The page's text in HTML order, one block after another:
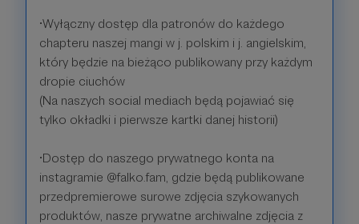
•Wyłączny dostęp dla patronów do każdego
chapteru naszej mangi w j. polskim i j. angielskim,
który będzie na bieżąco publikowany przy każdym
dropie ciuchów
(Na naszych social mediach będą pojawiać się
tylko okładki i pierwsze kartki danej historii)
•Dostęp do naszego prywatnego konta na
instagramie @falko.fam, gdzie będą publikowane
przedpremierowe surowe zdjęcia szykowanych
produktów, nasze prywatne archiwalne zdjęcia z